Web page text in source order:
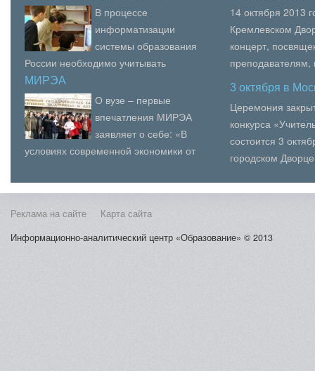
образов…
В процессе
информатизации
системы образования
России необходимо учитывать
комплексность подхода, что
неразрывно связано с процессом
информатизации соц...
МИРЭА
О вузе – первые
впечатления МИРЭА
заявляет о себе: «В
условиях современной экономики от
информационных технологий пер...
14 октября 2013
Кремлевском
концерт,
образования,
вузов Москвы.В
3 октября в
Церемония
конкурса
состоится 3
городском
Косыг...
Реклама на сайте
Карта сайта
Информационно-аналитический центр «Образование» © 2013